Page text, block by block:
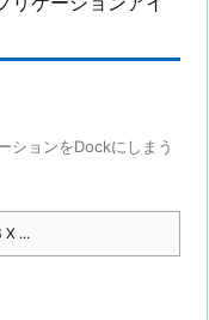
ションをDockにしまう
X ...